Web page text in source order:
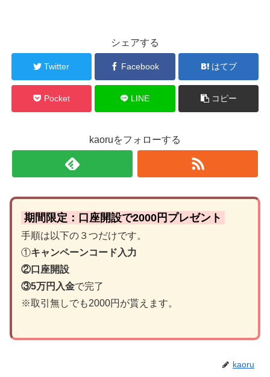
シェアする
Twitter Facebook はてブ
Pocket LINE コピー
kaoruをフォローする
期間限定：口座開設で2000円プレゼント
手順は以下の３つだけです。
①キャンペーンコード入力
②口座開設
③5万円入金で完了
※取引無しでも2000円が貰えます。
kaoru